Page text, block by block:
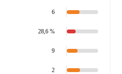
6
28,6 %
9
2